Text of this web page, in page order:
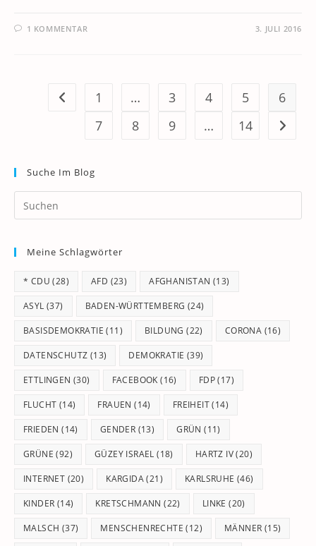
1 KOMMENTAR 3. JULI 2016
Zur vorherigen Seite
1 … 3 4 5
6
7
8 9 … 14 Zur
Suche Im Blog
Meine Schlagwörter
* CDU (28) AFD (23) AFGHANISTAN (13)
ASYL (37) BADEN-WÜRTTEMBERG (24)
BASISDEMOKRATIE (11) BILDUNG (22) CORONA (16)
DATENSCHUTZ (13) DEMOKRATIE (39)
ETTLINGEN (30) FACEBOOK (16) FDP(17)
FLUCHT (14) FRAUEN (14) FREIHEIT(14)
FRIEDEN (14) GENDER (13) GRÜN (11)
GRÜNE (92) GÜZEY ISRAEL (18) HARTZ IV(20)
INTERNET (20) KARGIDA(21) KARLSRUHE (46)
KINDER (14) KRETSCHMANN (22) LINKE (20)
MALSCH (37) MENSCHENRECHTE (12) MÄNNER (15)